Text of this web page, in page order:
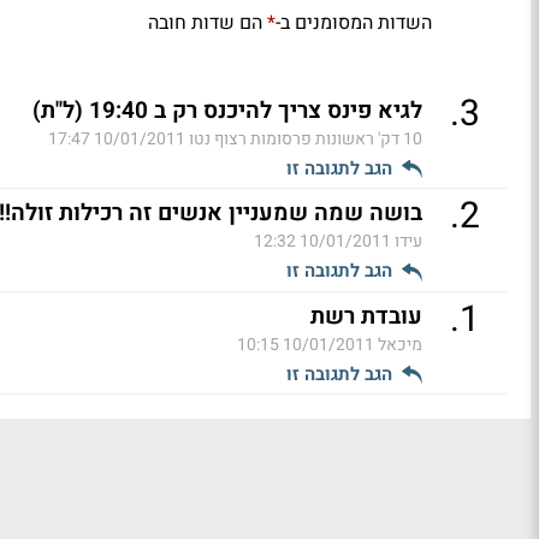
השדות המסומנים ב-*הם שדות חובה
3
. לגיא פינס צריך להיכנס רק ב 19:40 (ל"ת)
10 דק' ראשונות פרסומות רצוף נטו 10/01/2011 17:47
הגב לתגובה זו
2
. בושה שמה שמעניין אנשים זה רכילות
עידו 10/01/2011 12:32
הגב לתגובה זו
1
. עובדת רשת
מיכאל 10/01/2011 10:15
הגב לתגובה זו